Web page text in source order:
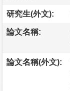
研究生(外文):
論文名稱:
論文名稱(外文):